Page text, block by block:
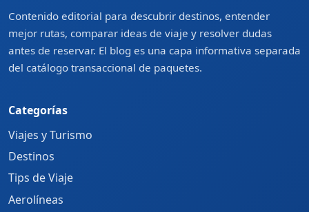
Contenido editorial para descubrir destinos, entender
mejor rutas, comparar ideas de viaje y resolver dudas
antes de reservar. El blog es una capa informativa separada
del catálogo transaccional de paquetes.
Categorías
Viajes y Turismo
Destinos
Tips de Viaje
Aerolíneas